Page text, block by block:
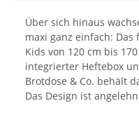
Über sich hinaus
maxi ganz einfach:
Kids von 120 cm bis
integrierter Heftebox
Brotdose & Co. behält
Das Design ist